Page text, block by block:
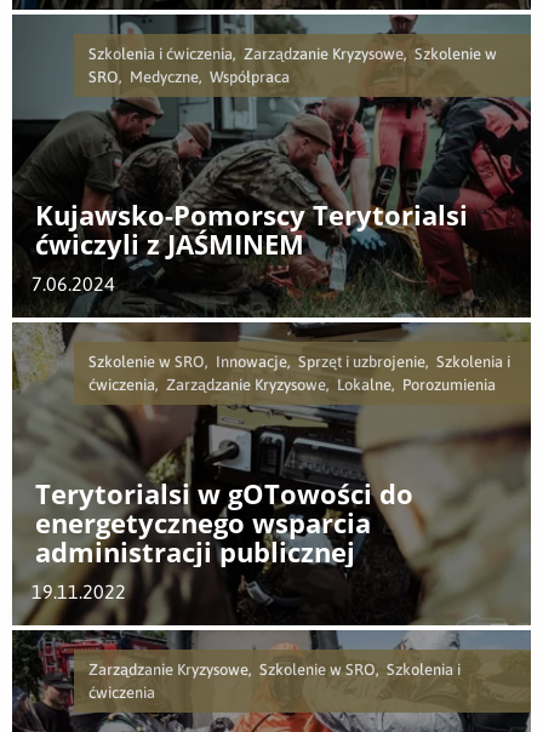
Szkolenia i ćwiczenia, Zarządzanie Kryzysowe, Szkolenie w
SRO, Medyczne, Współpraca
Kujawsko-Pomorscy Terytorialsi
ćwiczyli z JAŚMINEM
7.06.2024
Szkolenie w SRO, Innowacje, Sprzęt i uzbrojenie, Szkolenia i
ćwiczenia, Zarządzanie Kryzysowe, Lokalne, Porozumienia
Terytorialsi w gOTowości do
energetycznego wsparcia
administracji publicznej
19.11.2022
Zarządzanie Kryzysowe, Szkolenie w SRO, Szkolenia i
ćwiczenia